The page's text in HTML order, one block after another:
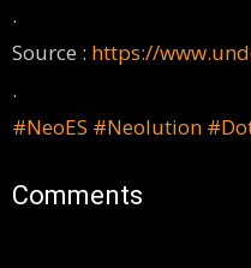
.
Source : https://
.
#NeoES #Neolution #
Comments